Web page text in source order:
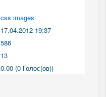
css images
17.04.2012 19:37
586
13
0.00 (0 Голос(ов))